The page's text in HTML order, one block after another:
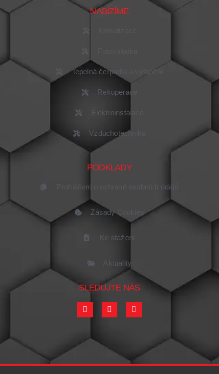
NABÍZÍME
Tepelná čerpadla a vytápění
Rekuperace
Elektroinstalace
Vzduchotechnika
PODKLADY
Prohlášení o ochraně osobních údajů
Zásady Cookies
Ke stažení
Aktuality
SLEDUJTE NÁS